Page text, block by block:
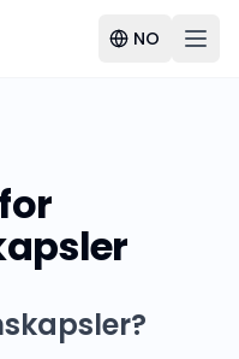
NO